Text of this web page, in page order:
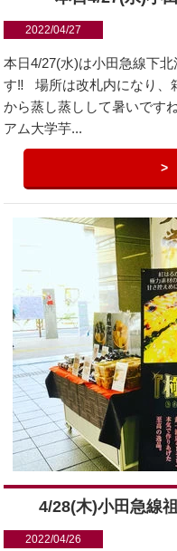
2022/04/27
本日4/27(水)は小田急線下
す‼️ 場所は改札内になり、
から蒸し蒸しして暑いです
アム大学芋...
4/28(木)小田急線
2022/04/26